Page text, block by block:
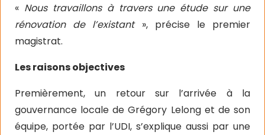
« Nous travaillons à travers une étude sur une
rénovation de l’existant », précise le premier
magistrat.
Les raisons objectives
Premièrement, un retour sur l’arrivée à la
gouvernance locale de Grégory Lelong et de son
équipe, portée par l’UDI, s’explique aussi par une